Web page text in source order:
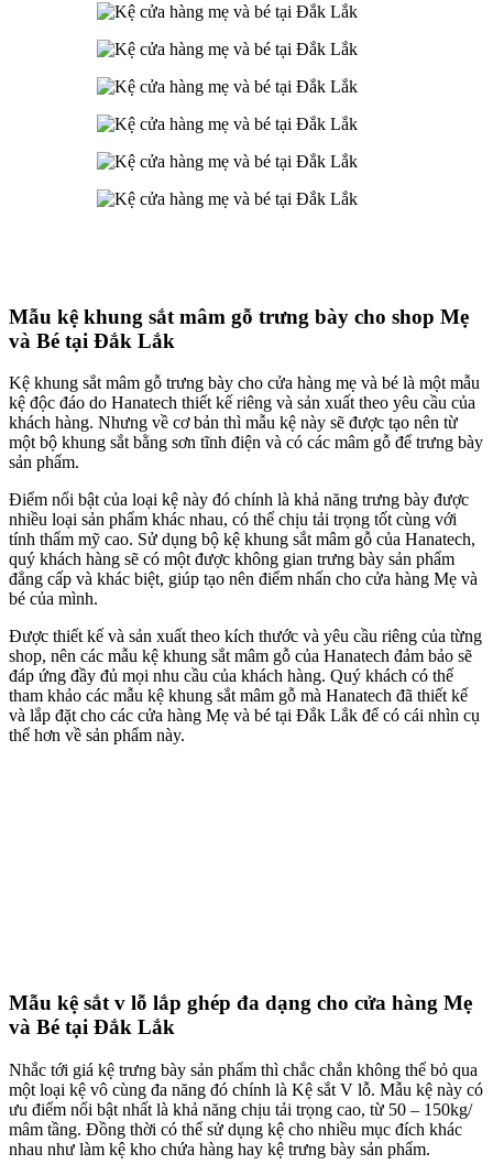
Mẫu kệ khung sắt mâm gỗ trưng bày cho shop Mẹ
và Bé tại Đắk Lắk
Kệ khung sắt mâm gỗ trưng bày cho cửa hàng mẹ và bé là một mẫu
kệ độc đáo do Hanatech thiết kế riêng và sản xuất theo yêu cầu của
khách hàng. Nhưng về cơ bản thì mẫu kệ này sẽ được tạo nên từ
một bộ khung sắt bằng sơn tĩnh điện và có các mâm gỗ để trưng bày
sản phẩm.
Điểm nổi bật của loại kệ này đó chính là khả năng trưng bày được
nhiều loại sản phẩm khác nhau, có thể chịu tải trọng tốt cùng với
tính thẩm mỹ cao. Sử dụng bộ kệ khung sắt mâm gỗ của Hanatech,
quý khách hàng sẽ có một được không gian trưng bày sản phẩm
đẳng cấp và khác biệt, giúp tạo nên điểm nhấn cho cửa hàng Mẹ và
bé của mình.
Được thiết kế và sản xuất theo kích thước và yêu cầu riêng của từng
shop, nên các mẫu kệ khung sắt mâm gỗ của Hanatech đảm bảo sẽ
đáp ứng đầy đủ mọi nhu cầu của khách hàng. Quý khách có thể
tham khảo các mẫu kệ khung sắt mâm gỗ mà Hanatech đã thiết kế
và lắp đặt cho các cửa hàng Mẹ và bé tại Đắk Lắk để có cái nhìn cụ
thể hơn về sản phẩm này.
Mẫu kệ sắt v lỗ lắp ghép đa dạng cho cửa hàng Mẹ
và Bé tại Đắk Lắk
Nhắc tới giá kệ trưng bày sản phẩm thì chắc chắn không thể bỏ qua
một loại kệ vô cùng đa năng đó chính là Kệ sắt V lỗ. Mẫu kệ này có
ưu điểm nổi bật nhất là khả năng chịu tải trọng cao, từ 50 – 150kg/
mâm tầng. Đồng thời có thể sử dụng kệ cho nhiều mục đích khác
nhau như làm kệ kho chứa hàng hay kệ trưng bày sản phẩm.